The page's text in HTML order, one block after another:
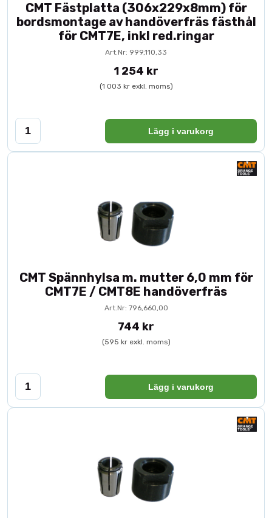
CMT Fästplatta (306x229x8mm) för
bordsmontage av handöverfräs fästhål
för CMT7E, inkl red.ringar
Art.Nr: 999,110,33
1 254 kr
(1 003 kr exkl. moms)
Lägg i varukorg
CMT Spännhylsa m. mutter 6,0 mm för
CMT7E / CMT8E handöverfräs
Art.Nr: 796,660,00
744 kr
(595 kr exkl. moms)
Lägg i varukorg